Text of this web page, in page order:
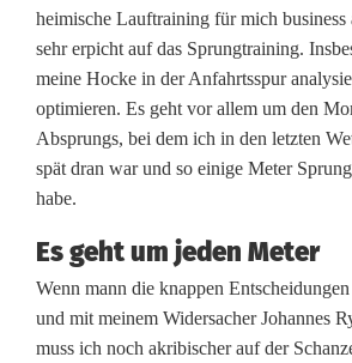
n
m
i
t
t
e
l
b
heimische Lauftraining für mich business
sehr erpicht auf das Sprungtraining.
meine Hocke in der Anfahrtsspur
optimieren. Es geht vor allem um den
Absprungs, bei dem ich in den letzten
spät dran war und so einige Meter
habe.
Es geht um jeden Meter
Wenn mann die knappen
und mit meinem Widersacher Johannes
muss ich noch akribischer auf der